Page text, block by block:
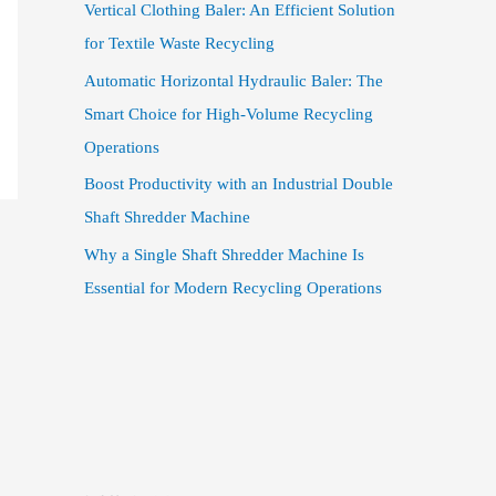
Vertical Clothing Baler: An Efficient Solution
for Textile Waste Recycling
Automatic Horizontal Hydraulic Baler: The
Smart Choice for High-Volume Recycling
Operations
Boost Productivity with an Industrial Double
Shaft Shredder Machine
Why a Single Shaft Shredder Machine Is
Essential for Modern Recycling Operations